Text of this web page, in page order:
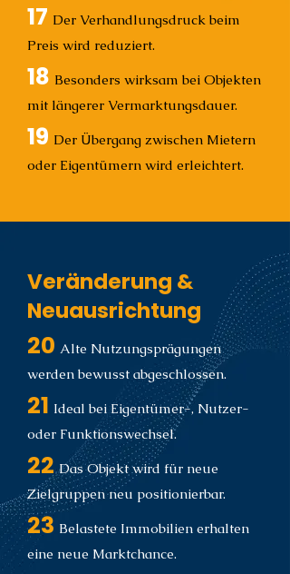
17 Der Verhandlungsdruck beim
Preis wird reduziert.
18 Besonders wirksam bei Objekten
mit längerer Vermarktungsdauer.
19 Der Übergang zwischen Mietern
oder Eigentümern wird erleichtert.
Veränderung &
Neuausrichtung
20 Alte Nutzungsprägungen
werden bewusst abgeschlossen.
21 Ideal bei Eigentümer-, Nutzer-
oder Funktionswechsel.
22 Das Objekt wird für neue
Zielgruppen neu positionierbar.
23 Belastete Immobilien erhalten
eine neue Marktchance.